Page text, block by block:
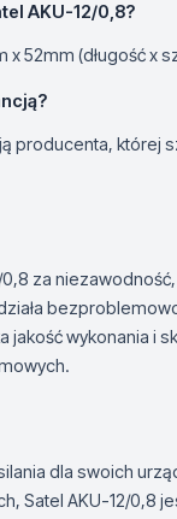
AKU-12/0,8?
52mm (długość x
producenta, której
za
jakość wykonania
dla swoich
Satel AKU-12/0,8